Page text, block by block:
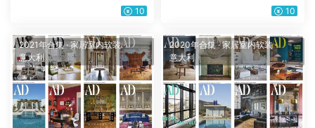
集安邸意大利室内软装设计杂
10
集安邸意大利室内软装设计杂
10
2021年合集·家居室内软装·
意大利
2020年合集·家居室内软装·
意大利